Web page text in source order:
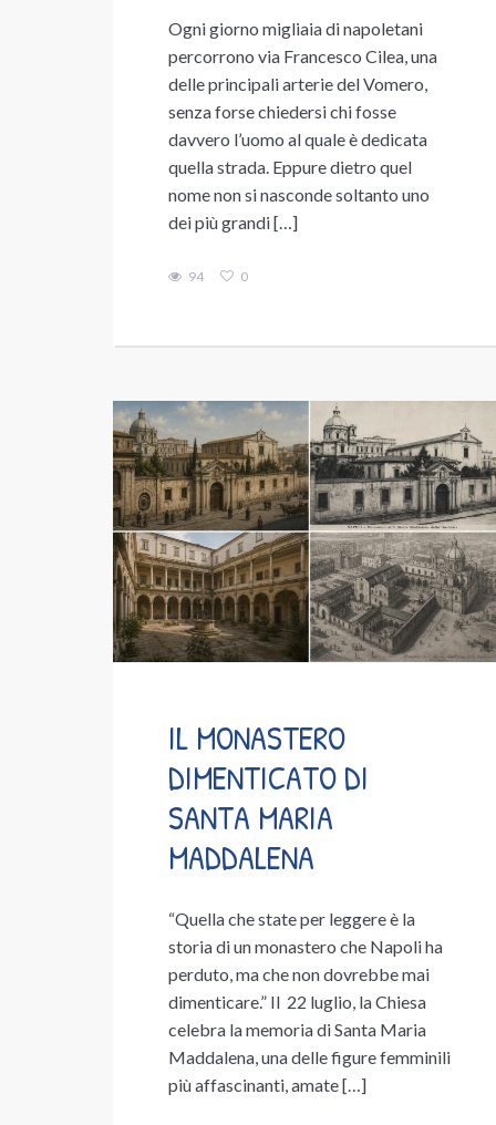
Ogni giorno migliaia di napoletani
percorrono via Francesco Cilea, una
delle principali arterie del Vomero,
senza forse chiedersi chi fosse
davvero l’uomo al quale è dedicata
quella strada. Eppure dietro quel
nome non si nasconde soltanto uno
dei più grandi […]
94 0
IL MONASTERO
DIMENTICATO DI
SANTA MARIA
MADDALENA
“Quella che state per leggere è la
storia di un monastero che Napoli ha
perduto, ma che non dovrebbe mai
dimenticare.” Il 22 luglio, la Chiesa
celebra la memoria di Santa Maria
Maddalena, una delle figure femminili
più affascinanti, amate […]